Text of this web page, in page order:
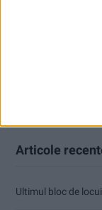
Articole
Ultimul bloc de